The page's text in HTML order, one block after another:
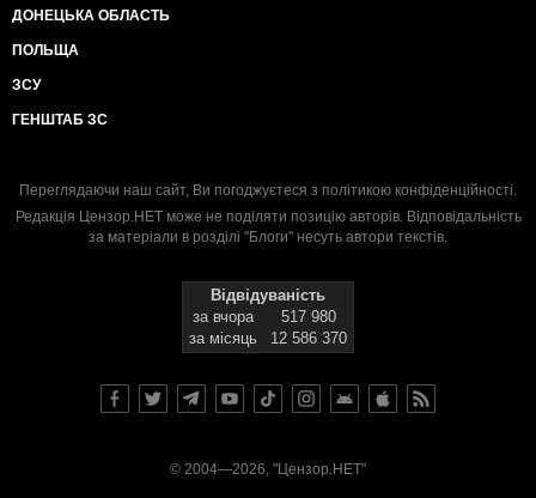
ДОНЕЦЬКА ОБЛАСТЬ
ПОЛЬЩА
ЗСУ
ГЕНШТАБ ЗС
Переглядаючи наш сайт, Ви погоджуєтеся з політикою конфіденційності.
Редакція Цензор.НЕТ може не поділяти позицію авторів. Відповідальність
за матеріали в розділі "Блоги" несуть автори текстів.
Відвідуваність
за вчора
517 980
за місяць
12 586 370
© 2004—2026, "Цензор.НЕТ"